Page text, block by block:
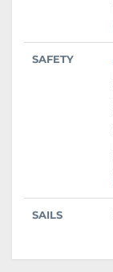
SAFETY
SAILS